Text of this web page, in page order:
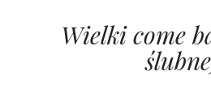
Wielki come